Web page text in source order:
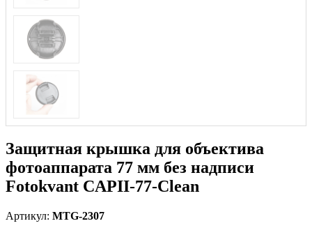
Защитная крышка для объектива
фотоаппарата 77 мм без надписи
Fotokvant CAPII-77-Clean
Артикул: MTG-2307